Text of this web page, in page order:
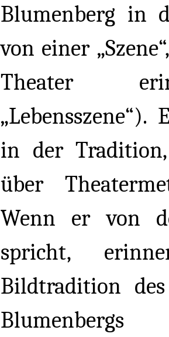
Blumenberg in
von einer
Theater
in der
über
Wenn er von
spricht,
Bildtradition
Blumenbergs